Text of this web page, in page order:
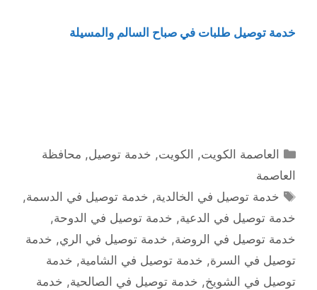
خدمة توصيل طلبات في صباح السالم والمسيلة
التصنيفات
العاصمة الكويت, الكويت, خدمة توصيل, محافظة
العاصمة
الوسوم
خدمة توصيل في الخالدية, خدمة توصيل في الدسمة,
خدمة توصيل في الدعية, خدمة توصيل في الدوحة,
خدمة توصيل في الروضة, خدمة توصيل في الري, خدمة
توصيل في السرة, خدمة توصيل في الشامية, خدمة
توصيل في الشويخ, خدمة توصيل في الصالحية, خدمة